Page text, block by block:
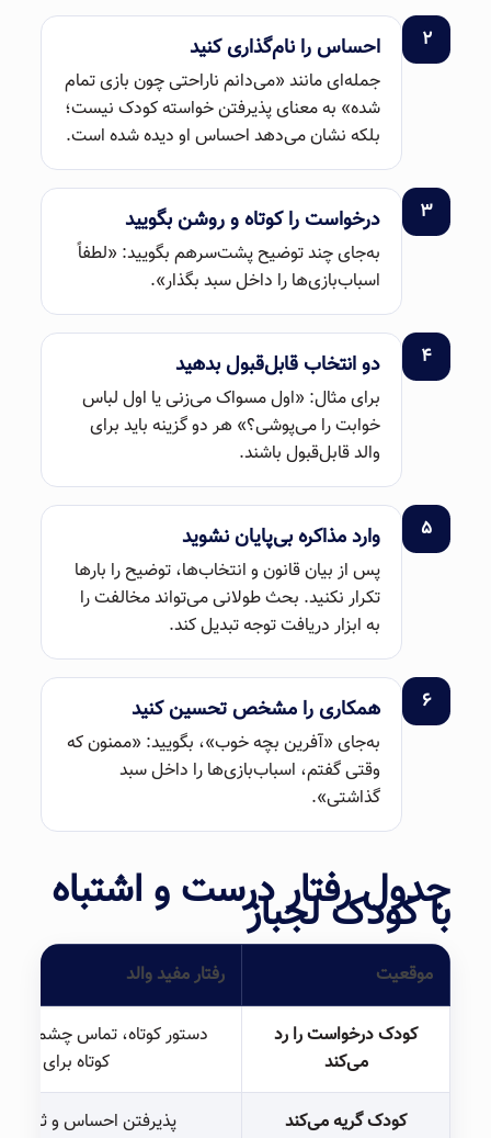
۲ احساس را نام‌گذاری کنید
جمله‌ای مانند «می‌دانم ناراحتی چون بازی تمام
شده» به معنای پذیرفتن خواسته کودک نیست؛
بلکه نشان می‌دهد احساس او دیده شده است.
۳ درخواست را کوتاه و روشن بگویید
به‌جای چند توضیح پشت‌سرهم بگویید: «لطفاً
اسباب‌بازی‌ها را داخل سبد بگذار».
۴ دو انتخاب قابل‌قبول بدهید
برای مثال: «اول مسواک می‌زنی یا اول لباس
خوابت را می‌پوشی؟» هر دو گزینه باید برای
والد قابل‌قبول باشند.
۵ وارد مذاکره بی‌پایان نشوید
پس از بیان قانون و انتخاب‌ها، توضیح را بارها
تکرار نکنید. بحث طولانی می‌تواند مخالفت را
به ابزار دریافت توجه تبدیل کند.
۶ همکاری را مشخص تحسین کنید
به‌جای «آفرین بچه خوب»، بگویید: «ممنون که
وقتی گفتم، اسباب‌بازی‌ها را داخل سبد
گذاشتی».
جدول رفتار درست و اشتباه
با کودک لجباز
موقعیت رفتار مفید والد
کودک درخواست را رد
می‌کند
دستور کوتاه، تماس چشمی
کوتاه برای انجام
کودک گریه می‌کند پذیرفتن احساس و